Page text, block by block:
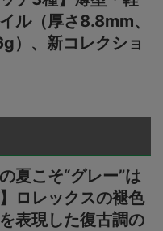
ル（厚さ8.8mm、
）、新コレクショ
の夏こそ“グレー”は
ロレックスの褪色
表現した復古調の